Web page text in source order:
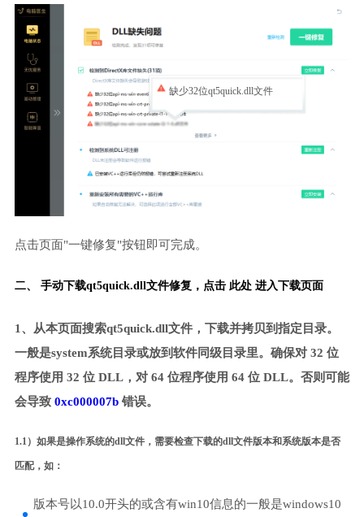
缺少32位qt5quick.dll文件
点击页面"一键修复"按钮即可完成。
二、 手动下载qt5quick.dll文件修复， 点击 此处 进入下载页面
1、从本页面搜索qt5quick.dll文件，下载并拷贝到指定目录。
一般是system系统目录或放到软件同级目录里。确保对 32 位
程序使用 32 位 DLL，对 64 位程序使用 64 位 DLL。否则可能
会导致 0xc000007b错误。
1.1）如果是操作系统的dll文件，需要检查下载的dll文件版本和系统版本是否
匹配，如：
版本号以10.0开头的或含有win10信息的一般是windows10